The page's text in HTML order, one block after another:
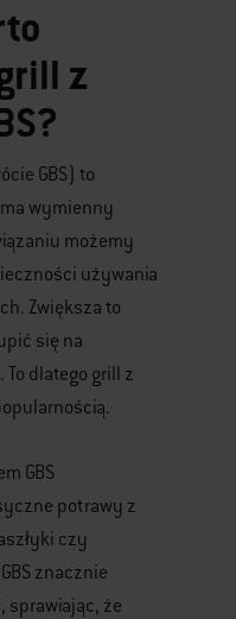
z
GBS) to
wymienny
możemy
używania
Zwiększa to
się na
dlatego grill z
GBS
potrawy z
czy
znacznie
sprawiając, że